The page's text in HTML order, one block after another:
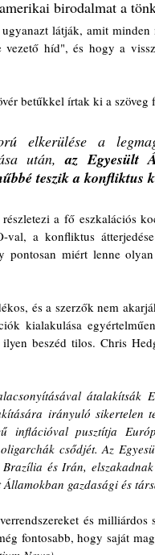
birodalmat a
látják, amit
híd", és hogy a
betűkkel írtak ki a szöveg
elkerülése a
után, az Egyesült
teszik a konfliktus
a fő eszkalációs
a konfliktus
pontosan miért lenne
és a szerzők nem
kialakulása
beszéd tilos. Chris
átalakítsák
irányuló sikertelen
inflációval pusztítja
csődjét. Az
és Irán,
gazdasági és
és
fontosabb, hogy saját